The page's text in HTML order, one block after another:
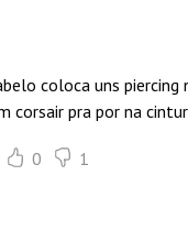
coloca uns piercing
corsair pra por na
0 1